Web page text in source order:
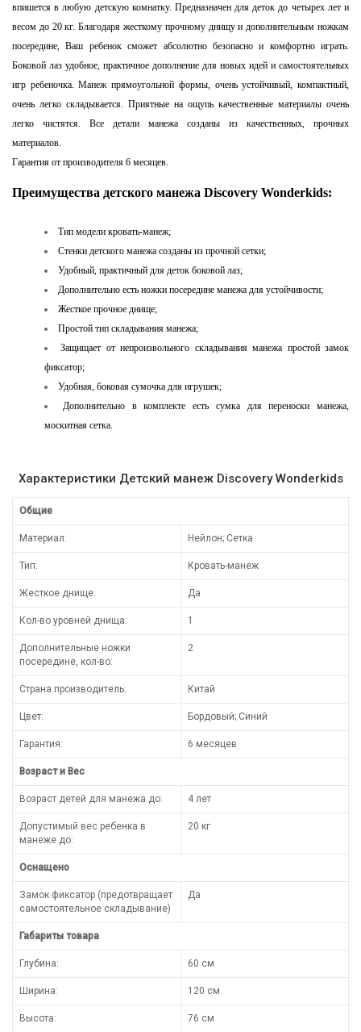
впишется в любую детскую комнатку. Предназначен для деток до четырех лет и
весом до 20 кг. Благодаря жесткому прочному днищу и дополнительным ножкам
посередине, Ваш ребенок сможет абсолютно безопасно и комфортно играть.
Боковой лаз удобное, практичное дополнение для новых идей и самостоятельных
игр ребеночка. Манеж прямоугольной формы, очень устойчивый, компактный,
очень легко складывается. Приятные на ощупь качественные материалы очень
легко чистятся. Все детали манежа созданы из качественных, прочных
материалов.
Гарантия от производителя 6 месяцев.
Преимущества детского манежа Discovery Wonderkids:
Тип модели кровать-манеж;
Стенки детского манежа созданы из прочной сетки;
Удобный, практичный для деток боковой лаз;
Дополнительно есть ножки посередине манежа для устойчивости;
Жесткое прочное днище;
Простой тип складывания манежа;
Защищает от непроизвольного складывания манежа простой замок
фиксатор;
Удобная, боковая сумочка для игрушек;
Дополнительно в комплекте есть сумка для переноски манежа,
москитная сетка.
Характеристики Детский манеж Discovery Wonderkids
Общие
Материал: Нейлон; Сетка
Тип: Кровать-манеж
Жесткое днище: Да
Кол-во уровней днища: 1
Дополнительные ножки
посередине, кол-во:
2
Страна производитель: Китай
Цвет: Бордовый; Синий
Гарантия: 6 месяцев
Возраст и Вес
Возраст детей для манежа до: 4 лет
Допустимый вес ребенка в
манеже до:
20 кг
Оснащено
Замок фиксатор (предотвращает
самостоятельное складывание)
Да
Габариты товара
Глубина: 60 см
Ширина: 120 см
Высота: 76 см